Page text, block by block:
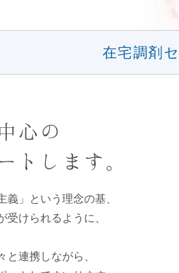
在宅調剤
心の
トします。
」という理念の基、
受けられるように、
連携しながら、